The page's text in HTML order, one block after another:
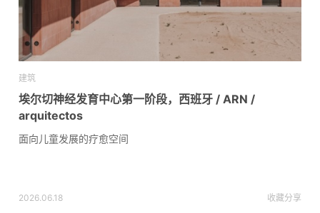
建筑
埃尔切神经发育中心第一阶段，西班牙 / ARN /
arquitectos
面向儿童发展的疗愈空间
2026.06.18 收藏分享